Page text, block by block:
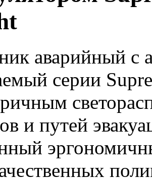
аварийный с
серии
и путей